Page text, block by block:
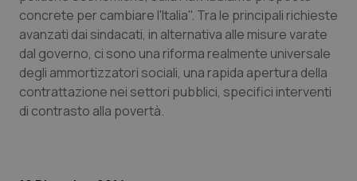
Sardegna
Sicilia
Toscana
Malattia di Crohn & Rettocolite Ulcerosa
Neuroscienze & patologie neurodegenerative
Obesità
concrete per cambiare l'Italia". Tra le principali richieste
avanzati dai sindacati, in alternativa alle misure varate
dal governo, ci sono una riforma realmente universale
degli ammortizzatori sociali, una rapida apertura della
contrattazione nei settori pubblici, specifici interventi
di contrasto alla povertà.